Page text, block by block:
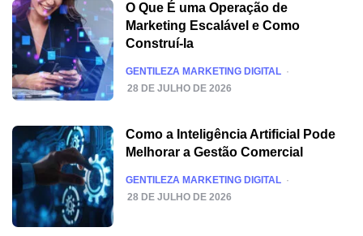
O Que É uma Operação de
Marketing Escalável e Como
Construí-la
POSTED
GENTILEZA MARKETING DIGITAL
28 DE JULHO DE 2026
Como a Inteligência Artificial Pode
Melhorar a Gestão Comercial
POSTED
GENTILEZA MARKETING DIGITAL
28 DE JULHO DE 2026